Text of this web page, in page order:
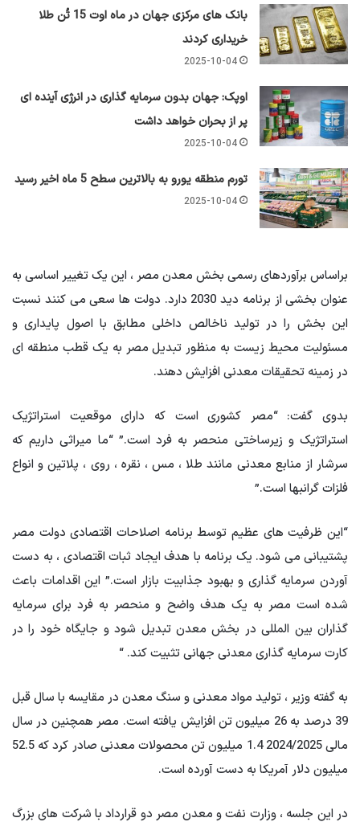
بانک های مرکزی جهان در ماه اوت 15 تُن طلا
خریداری کردند
2025-10-04
اوپک: جهان بدون سرمایه گذاری در انرژی آینده ای
پر از بحران خواهد داشت
2025-10-04
تورم منطقه یورو به بالاترین سطح 5 ماه اخیر رسید
2025-10-04
براساس برآوردهای رسمی بخش معدن مصر ، این یک تغییر اساسی به
عنوان بخشی از برنامه دید 2030 دارد. دولت ها سعی می کنند نسبت
این بخش را در تولید ناخالص داخلی مطابق با اصول پایداری و
مسئولیت محیط زیست به منظور تبدیل مصر به یک قطب منطقه ای
در زمینه تحقیقات معدنی افزایش دهند.
بدوی گفت: “مصر کشوری است که دارای موقعیت استراتژیک
استراتژیک و زیرساختی منحصر به فرد است.” “ما میراثی داریم که
سرشار از منابع معدنی مانند طلا ، مس ، نقره ، روی ، پلاتین و انواع
فلزات گرانبها است.”
“این ظرفیت های عظیم توسط برنامه اصلاحات اقتصادی دولت مصر
پشتیبانی می شود. یک برنامه با هدف ایجاد ثبات اقتصادی ، به دست
آوردن سرمایه گذاری و بهبود جذابیت بازار است.” این اقدامات باعث
شده است مصر به یک هدف واضح و منحصر به فرد برای سرمایه
گذاران بین المللی در بخش معدن تبدیل شود و جایگاه خود را در
کارت سرمایه گذاری معدنی جهانی تثبیت کند. “
به گفته وزیر ، تولید مواد معدنی و سنگ معدن در مقایسه با سال قبل
39 درصد به 26 میلیون تن افزایش یافته است. مصر همچنین در سال
مالی 2024/2025 1.4 میلیون تن محصولات معدنی صادر کرد که 52.5
میلیون دلار آمریکا به دست آورده است.
در این جلسه ، وزارت نفت و معدن مصر دو قرارداد با شرکت های بزرگ